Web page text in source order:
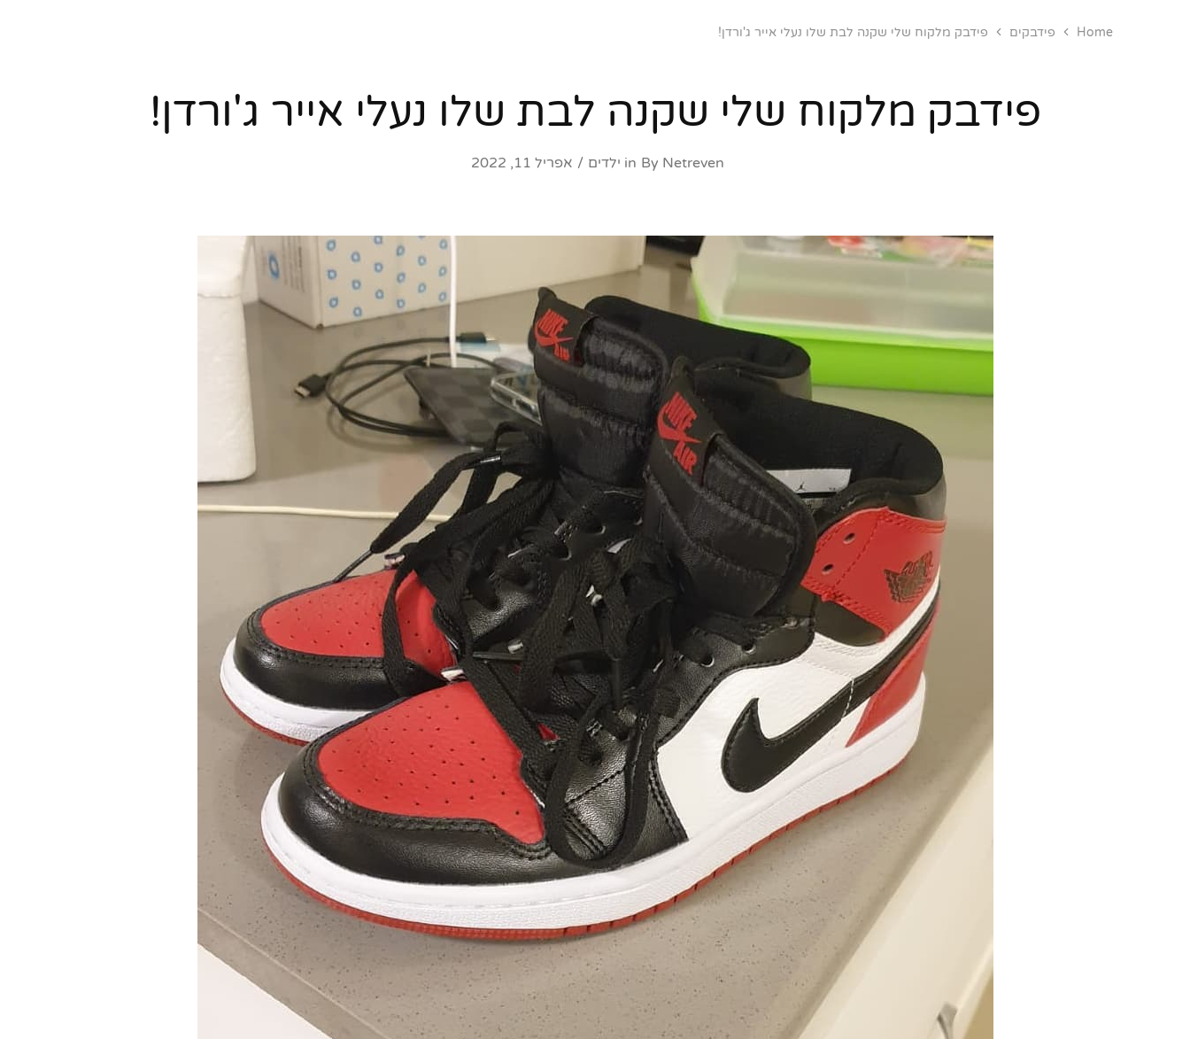
Home פידבקים פידבק מלקוח שלי שקנה לבת שלו נעלי אייר ג'ורדן!
פידבק מלקוח שלי שקנה לבת שלו נעלי אייר ג'ורדן!
By Netreven
in ילדים אפריל 11, 2022